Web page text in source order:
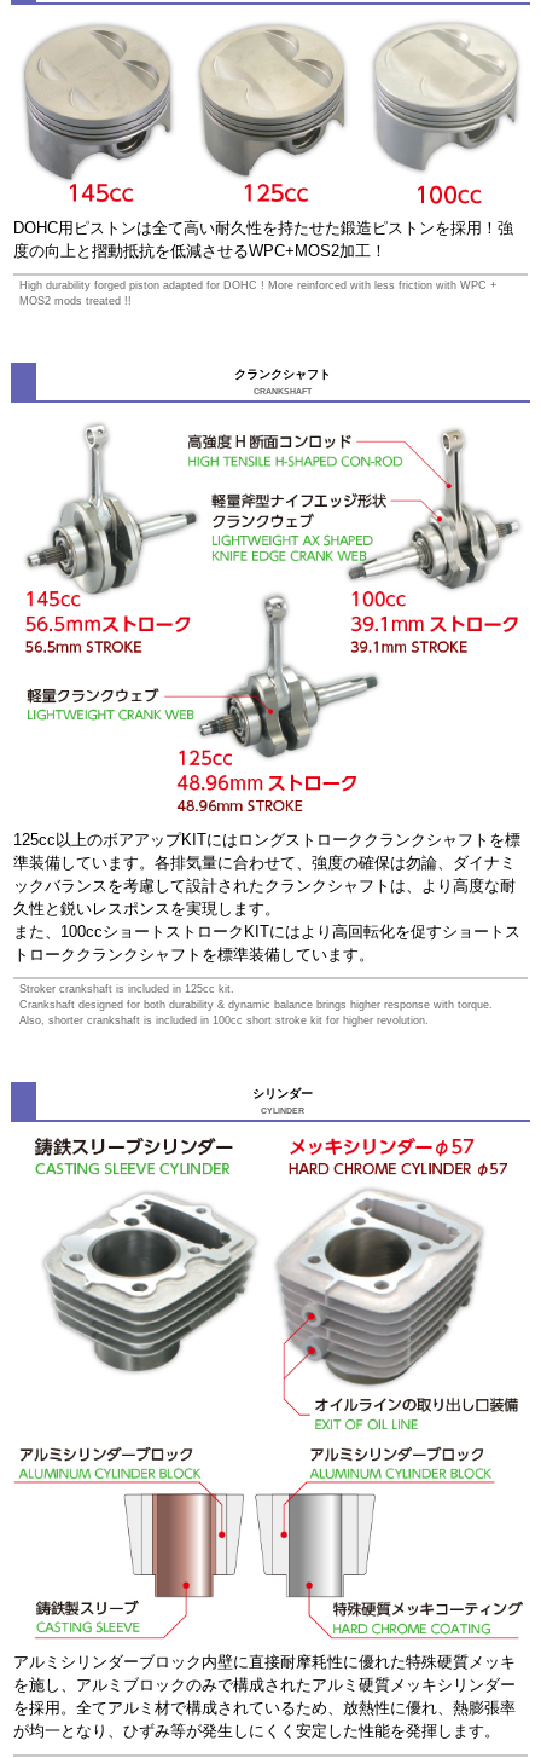
DOHC用ピストンは全て高い耐久性を持たせた鍛造ピストンを採用！強
度の向上と摺動抵抗を低減させるWPC+MOS2加工！
High durability forged piston adapted for DOHC ! More reinforced with less friction with WPC +
MOS2 mods treated !!
クランクシャフト
CRANKSHAFT
125cc以上のボアアップKITにはロングストローククランクシャフトを標
準装備しています。各排気量に合わせて、強度の確保は勿論、ダイナミ
ックバランスを考慮して設計されたクランクシャフトは、より高度な耐
久性と鋭いレスポンスを実現します。
また、100ccショートストロークKITにはより高回転化を促すショートス
トローククランクシャフトを標準装備しています。
Stroker crankshaft is included in 125cc kit.
Crankshaft designed for both durability & dynamic balance brings higher response with torque.
Also, shorter crankshaft is included in 100cc short stroke kit for higher revolution.
シリンダー
CYLINDER
アルミシリンダーブロック内壁に直接耐摩耗性に優れた特殊硬質メッキ
を施し、アルミブロックのみで構成されたアルミ硬質メッキシリンダー
を採用。全てアルミ材で構成されているため、放熱性に優れ、熱膨張率
が均一となり、ひずみ等が発生しにくく安定した性能を発揮します。